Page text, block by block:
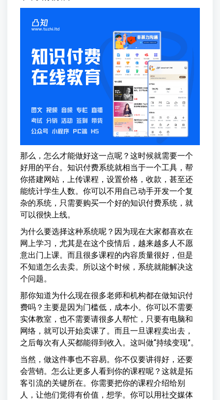
那么，怎么才能做好这一点呢？这时候就需要一个
好用的平台。知识付费系统就相当于一个工具，帮
你搭建网站，上传课程，设置价格，收款，甚至还
能统计学生人数。你可以不用自己动手开发一个复
杂的系统，只需要购买一个好的知识付费系统，就
可以很快上线。
为什么要选择这种系统呢？因为现在大家都喜欢在
网上学习，尤其是在这个疫情后，越来越多人不愿
意出门上课。而且很多课程的内容质量很好，但是
不知道怎么去卖。所以这个时候，系统就能解决这
个问题。
那你知道为什么现在很多老师和机构都在做知识付
费吗？主要是因为门槛低，成本小。你可以不需要
实体教室，也不需要请很多人帮忙，只要有电脑和
网络，就可以开始卖课了。而且一旦课程卖出去，
之后每次有人买都能得到收入。这叫做“持续变现”。
当然，做这件事也不容易。你不仅要讲得好，还要
会营销。怎么让更多人看到你的课程呢？这就是拓
客引流的关键所在。你需要把你的课程介绍给别
人，让他们觉得有价值，想学。你可以用社交媒体